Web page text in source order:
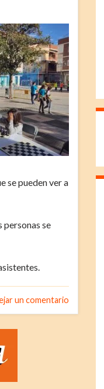
se pueden ver a
personas se
un comentario